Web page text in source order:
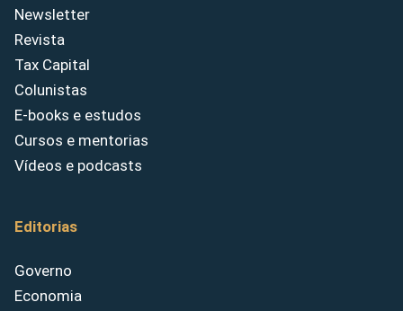
Newsletter
Revista
Tax Capital
Colunistas
E-books e estudos
Cursos e mentorias
Vídeos e podcasts
Editorias
Governo
Economia